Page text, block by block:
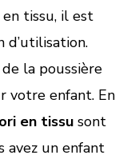
tissu, il est
d’utilisation.
la poussière
votre enfant. En
en tissu sont
avez un enfant